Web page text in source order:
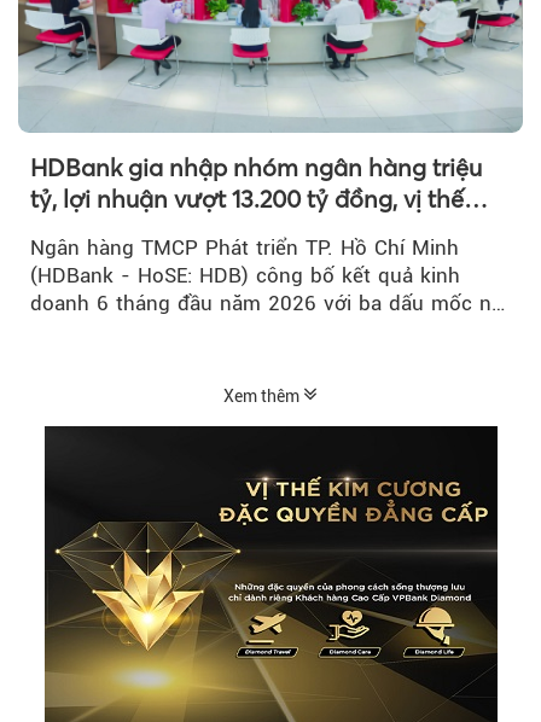
HDBank gia nhập nhóm ngân hàng triệu
tỷ, lợi nhuận vượt 13.200 tỷ đồng, vị thế
mới trên thị trường vốn quốc tế
Ngân hàng TMCP Phát triển TP. Hồ Chí Minh
(HDBank - HoSE: HDB) công bố kết quả kinh
doanh 6 tháng đầu năm 2026 với ba dấu mốc nổi
Xem thêm